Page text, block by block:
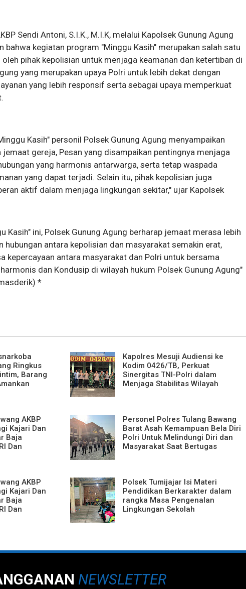
Sendi Antoni, S.I.K., M.I.K, melalui Kapolsek Gunung Agung
bahwa kegiatan program "Minggu Kasih" merupakan salah satu
pihak kepolisian untuk menjaga keamanan dan ketertiban di
yang merupakan upaya Polri untuk lebih dekat dengan
yang lebih responsif serta sebagai upaya memperkuat
Kasih" personil Polsek Gunung Agung menyampaikan
gereja, Pesan yang disampaikan pentingnya menjaga
yang harmonis antarwarga, serta tetap waspada
yang dapat terjadi. Selain itu, pihak kepolisian juga
aktif dalam menjaga lingkungan sekitar," ujar Kapolsek
Kasih" ini, Polsek Gunung Agung berharap jemaat merasa lebih
hubungan antara kepolisian dan masyarakat semakin erat,
kepercayaan antara masyarakat dan Polri untuk bersama
dan Kondusip di wilayah hukum Polsek Gunung Agung"
*
Ringkus
Barang
Kapolres Mesuji Audiensi ke
Kodim 0426/TB, Perkuat
Sinergitas TNI-Polri dalam
Menjaga Stabilitas Wilayah
AKBP
Kajari Dan
Baja
Dan
Personel Polres Tulang Bawang
Barat Asah Kemampuan Bela Diri
Polri Untuk Melindungi Diri dan
Masyarakat Saat Bertugas
AKBP
Kajari Dan
Baja
Dan
Polsek Tumijajar Isi Materi
Pendidikan Berkarakter dalam
rangka Masa Pengenalan
Lingkungan Sekolah
NEWSLETTER